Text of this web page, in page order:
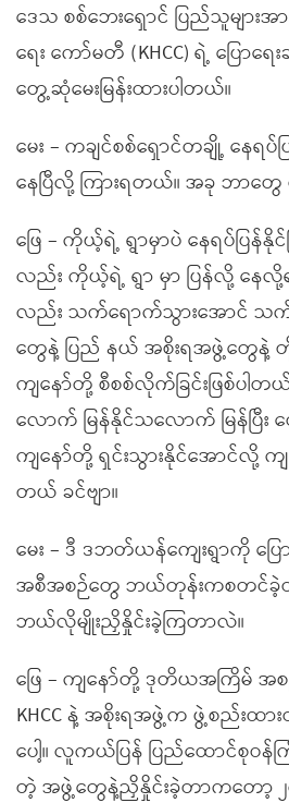
ဒေသ စစ်ဘေးရှောင် ပြည်သူများ
ရေး ကော်မတီ (KHCC) ရဲ့ ပြောရ
တွေ့ဆုံမေးမြန်းထားပါတယ်။
မေး – ကချင်စစ်ရှောင်တချို့ နေ
နေပြီလို့ ကြားရတယ်။ အခု ဘာတွေ
ဖြေ – ကိုယ့်ရဲ့ ရွာမှာပဲ နေရပ်ပြန်
လည်း ကိုယ့်ရဲ့ ရွာ မှာ ပြန်လို့ နေလို့
လည်း သက်ရောက်သွားအောင် သ
တွေနဲ့ ပြည် နယ် အစိုးရအဖွဲ့တွေနဲ့ တို
ကျနော်တို့ စီစစ်လိုက်ခြင်းဖြစ်ပါတ
လောက် မြန်နိုင်သလောက် မြန်ပြီး
ကျနော်တို့ ရှင်းသွားနိုင်အောင်လို့ ကျ
တယ် ခင်ဗျာ။
မေး – ဒီ ဒဘတ်ယန်ကျေးရွာကို ပြ
အစီအစဉ်တွေ ဘယ်တုန်းကစတင်ခဲ့
ဘယ်လိုမျိုးညှိနှိုင်းခဲ့ကြတာလဲ။
ဖြေ – ကျနော်တို့ ဒုတိယအကြိမ် အစ
KHCC နဲ့ အစိုးရအဖွဲ့က ဖွဲ့စည်းထ
ပေါ့။ လူကယ်ပြန် ပြည်ထောင်စုဝန်က
တဲ့ အဖွဲ့တွေနဲ့ညှိနှိုင်းခဲ့တာကတော့ ၂၀